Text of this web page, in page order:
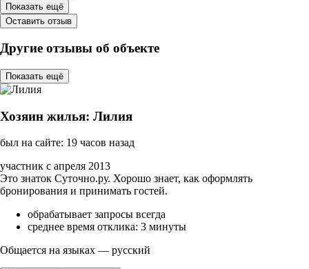
Показать ещё
Оставить отзыв
Другие отзывы об объекте
Показать ещё
Хозяин жилья: Лилия
был на сайте: 19 часов назад
участник с апреля 2013
Это знаток Суточно.ру. Хорошо знает, как оформлять
бронирования и принимать гостей.
обрабатывает запросы всегда
среднее время отклика: 3 минуты
Общается на языках — русский